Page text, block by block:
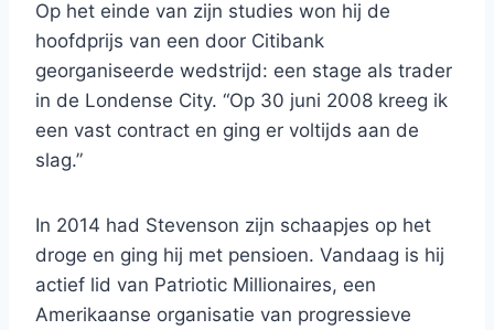
Op het einde van zijn studies won hij de
hoofdprijs van een door Citibank
georganiseerde wedstrijd: een stage als trader
in de Londense City. “Op 30 juni 2008 kreeg ik
een vast contract en ging er voltijds aan de
slag.”
In 2014 had Stevenson zijn schaapjes op het
droge en ging hij met pensioen. Vandaag is hij
actief lid van Patriotic Millionaires, een
Amerikaanse organisatie van progressieve